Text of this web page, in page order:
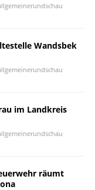
Wandsbek
im Landkreis
räumt